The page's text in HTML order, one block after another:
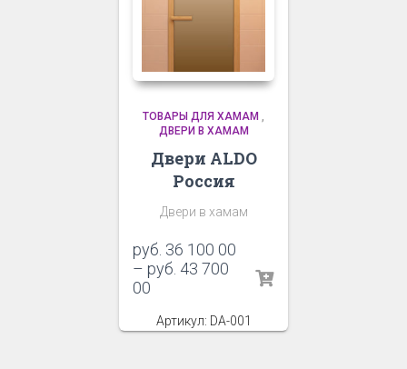
ТОВАРЫ ДЛЯ ХАМАМ ,
ДВЕРИ В ХАМАМ
Двери ALDO
Россия
Двери в хамам
руб. 36 100 00
– руб. 43 700
00
Артикул: DA-001